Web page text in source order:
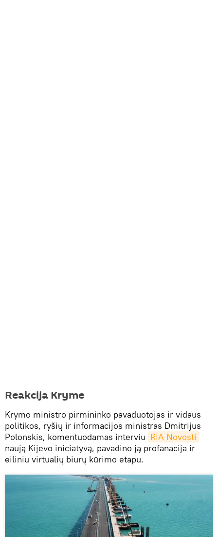
Reakcija Kryme
Krymo ministro pirmininko pavaduotojas ir vidaus
politikos, ryšių ir informacijos ministras Dmitrijus
Polonskis, komentuodamas interviu RIA Novosti
naują Kijevo iniciatyvą, pavadino ją profanacija ir
eiliniu virtualių biurų kūrimo etapu.